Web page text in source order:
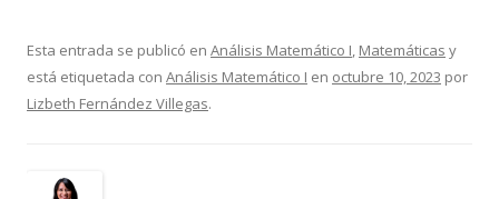
Esta entrada se publicó en Análisis Matemático I, Matemáticas y
está etiquetada con Análisis Matemático I en octubre 10, 2023 por
Lizbeth Fernández Villegas.